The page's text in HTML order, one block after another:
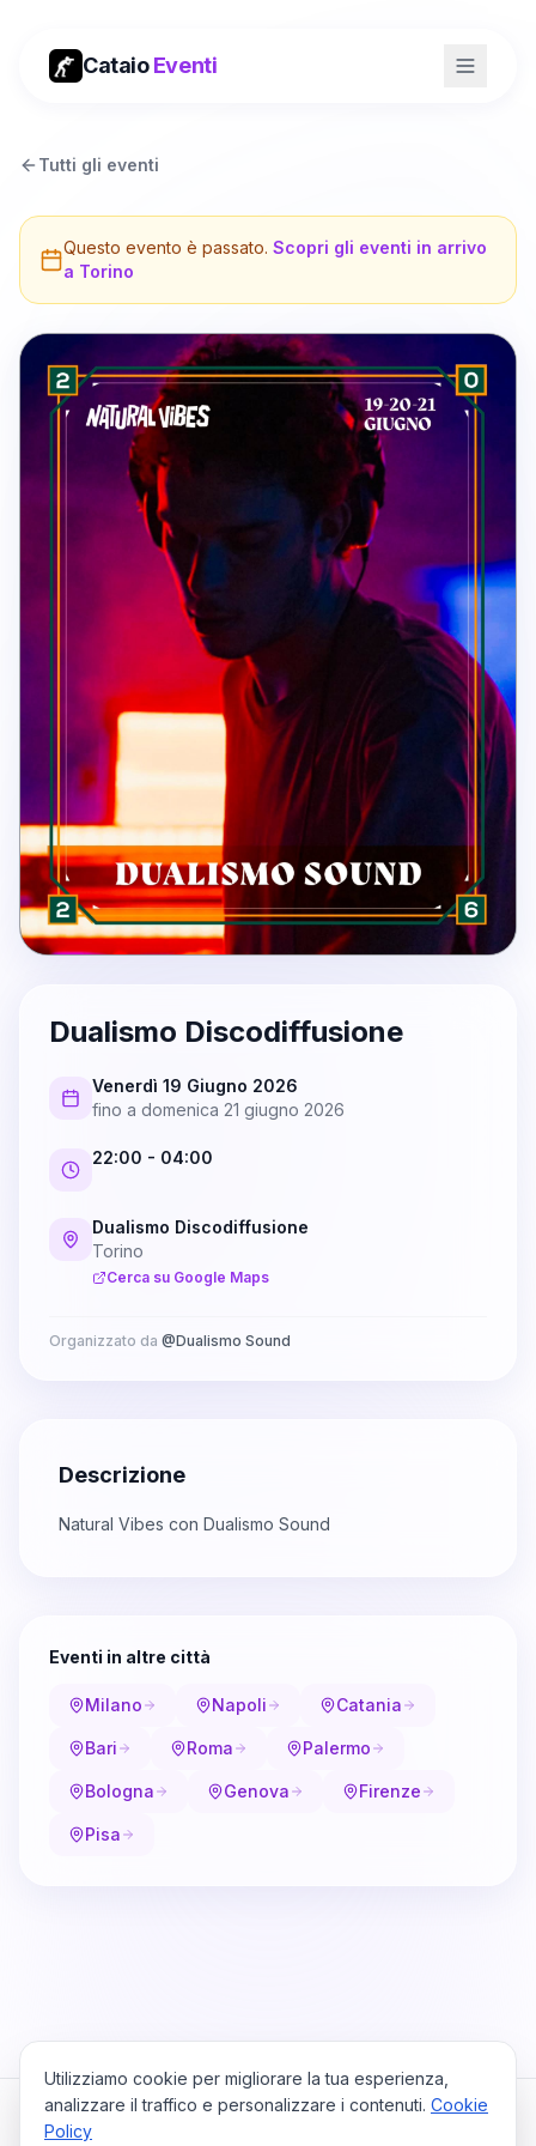
CataioEventi
Tutti gli eventi
Questo evento è passato. Scopri gli eventi in arrivo
a Torino
Dualismo Discodiffusione
Venerdì 19 Giugno 2026
fino a domenica 21 giugno 2026
22:00 - 04:00
Dualismo Discodiffusione
Torino
Cerca su Google Maps
Organizzato da @Dualismo Sound
Descrizione
Natural Vibes con Dualismo Sound
Eventi in altre città
Milano Napoli Catania
Bari Roma Palermo
Bologna Genova Firenze
Pisa
Utilizziamo cookie per migliorare la tua esperienza,
analizzare il traffico e personalizzare i contenuti. Cookie
Policy